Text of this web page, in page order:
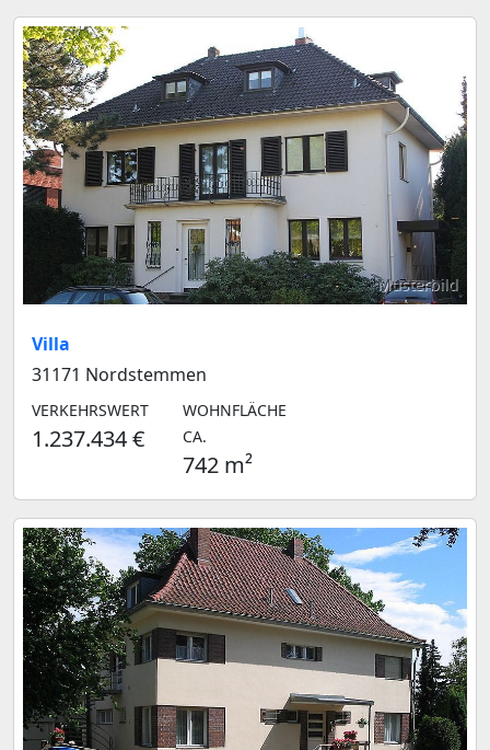
Musterbild
Villa
31171 Nordstemmen
VERKEHRSWERT
1.237.434 €
WOHNFLÄCHE
CA.
742 m²